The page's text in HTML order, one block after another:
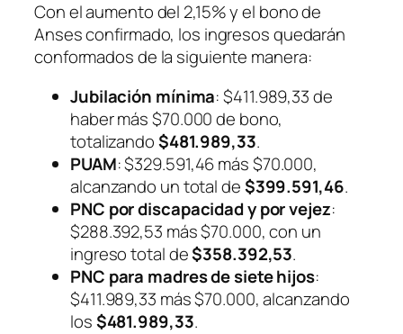
Con el aumento del 2,15% y el bono de
Anses confirmado, los ingresos quedarán
conformados de la siguiente manera:
Jubilación mínima: $411.989,33 de
haber más $70.000 de bono,
totalizando$481.989,33.
PUAM: $329.591,46 más $70.000,
alcanzando un total de$399.591,46.
PNC por discapacidad y por vejez:
$288.392,53 más $70.000, con un
ingreso total de$358.392,53.
PNC para madres de siete hijos:
$411.989,33 más $70.000, alcanzando
los$481.989,33.